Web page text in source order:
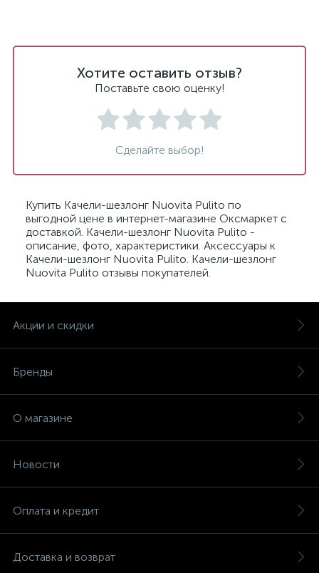
Хотите оставить отзыв?
Поставьте свою оценку!
Сделайте выбор!
Купить Качели-шезлонг Nuovita Pulito по
выгодной цене в интернет-магазине Оксмаркет с
доставкой. Качели-шезлонг Nuovita Pulito -
описание, фото, характеристики. Аксессуары к
Качели-шезлонг Nuovita Pulito. Качели-шезлонг
Nuovita Pulito отзывы покупателей.
Акции и скидки
Бренды
О магазине
Новости
Оплата и кредит
Доставка и возврат